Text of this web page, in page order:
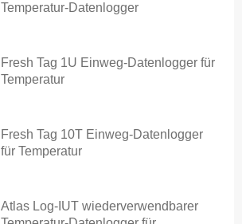
Temperatur-Datenlogger
Fresh Tag 1U Einweg-Datenlogger für
Temperatur
Fresh Tag 10T Einweg-Datenlogger
für Temperatur
Atlas Log-IUT wiederverwendbarer